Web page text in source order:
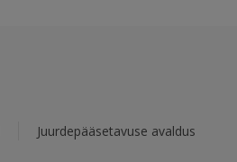
Juurdepääsetavuse avaldus